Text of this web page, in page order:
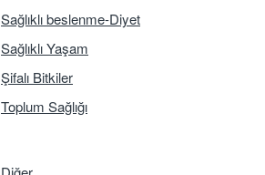
Sağlıklı beslenme-Diyet
Sağlıklı Yaşam
Şifalı Bitkiler
Toplum Sağlığı